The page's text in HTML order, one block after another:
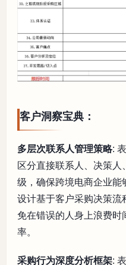
客户洞察宝典：
多层次联系人管理策略:
区分直接联系人、决策
级，确保跨境电商企业能
设计基于客户采购决策流
免在错误的人身上浪费时
率。
采购行为深度分析框架: